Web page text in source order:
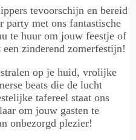
tevoorschijn en bereid
party met ons fantastische
te huur om jouw feestje of
zinderend zomerfestijn!
op je huid, vrolijke
beats die de lucht
tafereel staat ons
om jouw gasten te
onbezorgd plezier!